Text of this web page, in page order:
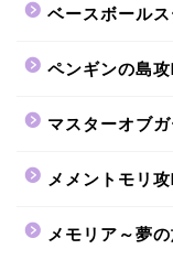
ベースボール
ペンギンの島攻
マスターオブ
メメントモリ
メモリア～夢